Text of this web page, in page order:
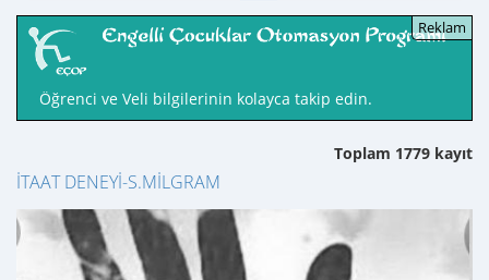
Öğrenci ve Veli bilgilerinin kolayca takip edin.
Toplam 1779 kayıt
İTAAT DENEYİ-S.MİLGRAM